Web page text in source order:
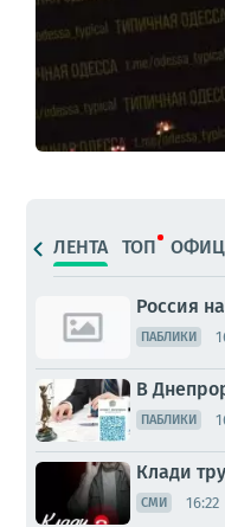
ЛЕНТА ТОП
Россия
ПАБЛИКИ
В
ПАБЛИКИ
Клади
СМИ 16:22